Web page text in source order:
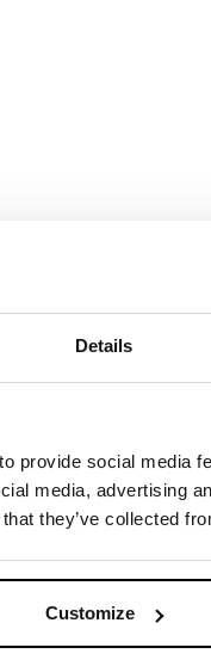
Details
provide social media
media, advertising
they’ve collected
Customize